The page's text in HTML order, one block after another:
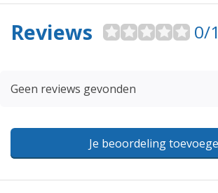
Reviews 0/
Geen reviews gevonden
Je beoordeling